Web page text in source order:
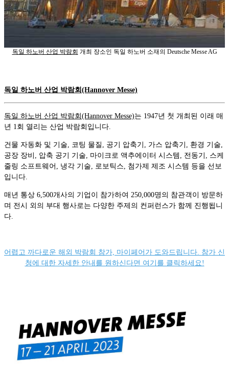
독일 하노버 산업 박람회 개최 장소인 독일 하노버 소재의 Deutsche Messe AG
독일 하노버 산업 박람회(Hannover Messe)
독일 하노버 산업 박람회(Hannover Messe)는 1947년 첫 개최된 이래 매
년 1회 열리는 산업 박람회입니다.
건물 자동화 및 기술, 코팅 물질, 공기 압축기, 가스 압축기, 환경 기술,
공장 장비, 압축 공기 기술, 마이크로 액추에이터 시스템, 전동기, 스케
줄링 소프트웨어, 냉각 기술, 로보틱스, 첨가제 제조 시스템 등을 선보
입니다.
매년 통상 6,500개사의 기업이 참가하여 250,000명의 참관객이 방문하
며 전시 외의 부대 행사로는 다양한 주제의 컨퍼런스가 함께 진행됩니
다.
어렵고 까다로운 해외 박람회 참가, 마이페어가 도와드립니다. 참가 신
청에 대한 자세한 안내를 원하신다면 여기를 클릭하세요!